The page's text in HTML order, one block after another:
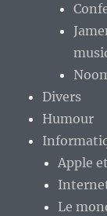
Divers
Humour
Apple
Le